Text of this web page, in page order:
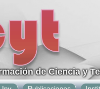
de Ciencia y